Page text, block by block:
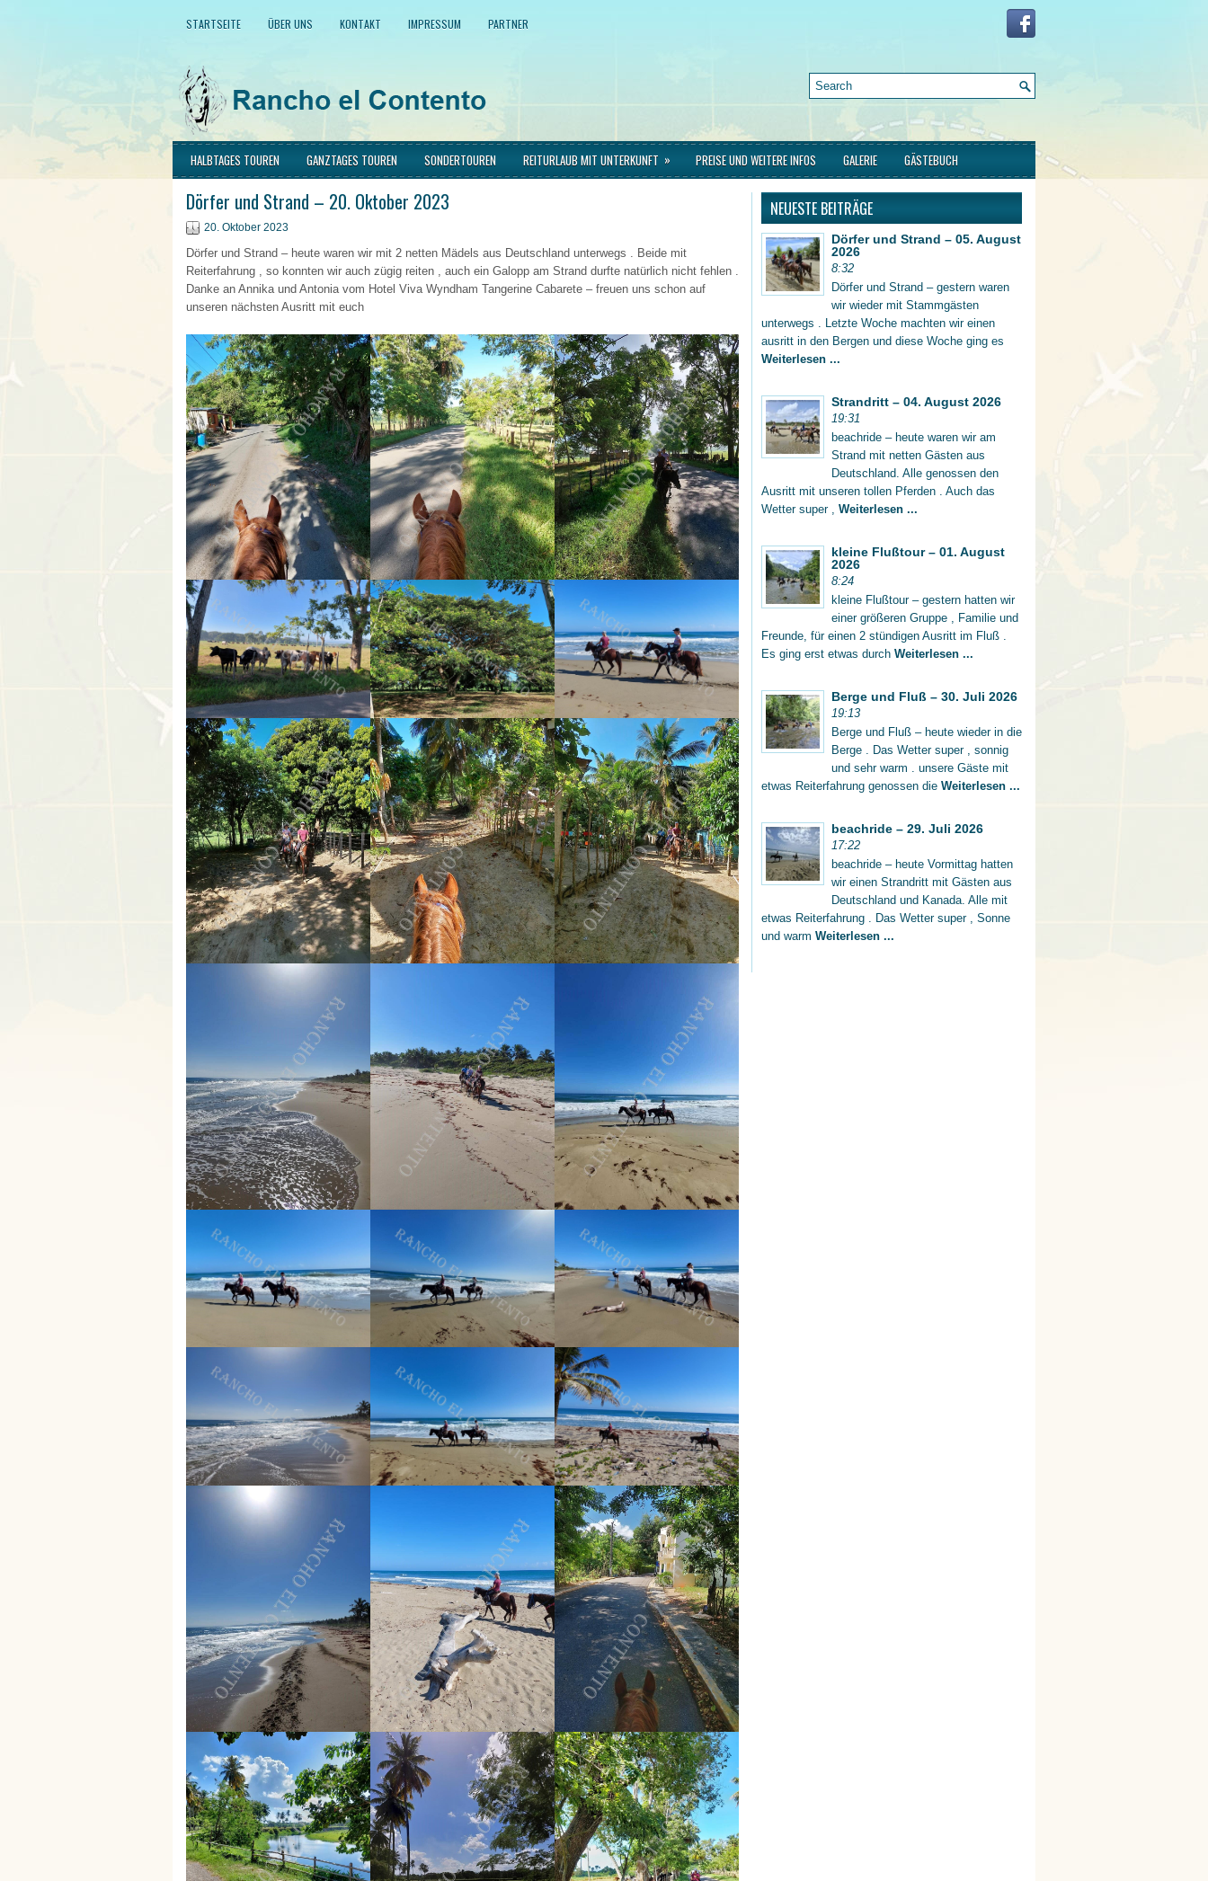
STARTSEITE ÜBER UNS KONTAKT IMPRESSUM PARTNER
HALBTAGES TOUREN GANZTAGES TOUREN SONDERTOUREN REITURLAUB MIT UNTERKUNFT » PREISE UND WEITERE INFOS GALERIE GÄSTEBUCH
Dörfer und Strand – 20. Oktober 2023
20. Oktober 2023
Dörfer und Strand – heute waren wir mit 2 netten Mädels aus Deutschland unterwegs . Beide mit
Reiterfahrung , so konnten wir auch zügig reiten , auch ein Galopp am Strand durfte natürlich nicht fehlen .
Danke an Annika und Antonia vom Hotel Viva Wyndham Tangerine Cabarete – freuen uns schon auf
unseren nächsten Ausritt mit euch
NEUESTE BEITRÄGE
Dörfer und Strand – 05. August
2026
8:32
Dörfer und Strand – gestern waren
wir wieder mit Stammgästen
unterwegs . Letzte Woche machten wir einen
ausritt in den Bergen und diese Woche ging es
Weiterlesen ...
Strandritt – 04. August 2026
19:31
beachride – heute waren wir am
Strand mit netten Gästen aus
Deutschland. Alle genossen den
Ausritt mit unseren tollen Pferden . Auch das
Wetter super , Weiterlesen ...
kleine Flußtour – 01. August
2026
8:24
kleine Flußtour – gestern hatten wir
einer größeren Gruppe , Familie und
Freunde, für einen 2 stündigen Ausritt im Fluß .
Es ging erst etwas durch Weiterlesen ...
Berge und Fluß – 30. Juli 2026
19:13
Berge und Fluß – heute wieder in die
Berge . Das Wetter super , sonnig
und sehr warm . unsere Gäste mit
etwas Reiterfahrung genossen die Weiterlesen ...
beachride – 29. Juli 2026
17:22
beachride – heute Vormittag hatten
wir einen Strandritt mit Gästen aus
Deutschland und Kanada. Alle mit
etwas Reiterfahrung . Das Wetter super , Sonne
und warm Weiterlesen ...